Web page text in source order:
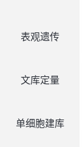
表观遗传
文库定量
单细胞建库